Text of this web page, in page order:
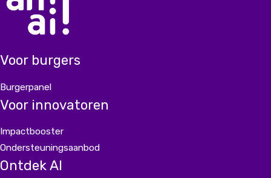
Voor burgers
Burgerpanel
Voor innovatoren
Impactbooster
Ondersteuningsaanbod
Ontdek AI